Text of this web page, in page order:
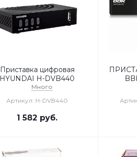
Приставка цифровая
HYUNDAI H-DVB440
Много
Артикул: H-DVB440
1 582 руб.